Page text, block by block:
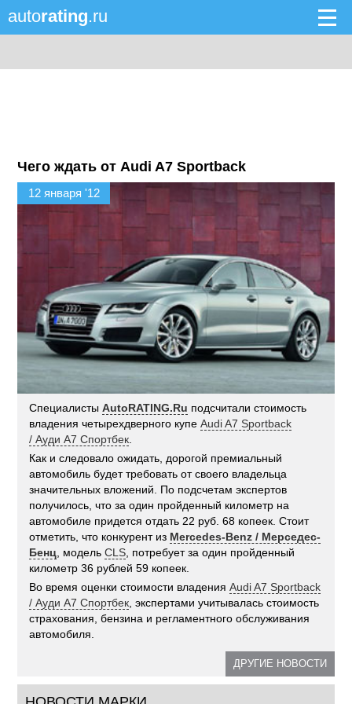
autorating.ru
Чего ждать от Audi A7 Sportback
12 января '12
СпециалистыAutoRATING.Ru подсчитали стоимость
владения четырехдверного купеAudi A7 Sportback
/ Ауди A7 Спортбек
Как и следовало ожидать, дорогой премиальный
автомобиль будет требовать от своего владельца
значительных вложений. По подсчетам экспертов
получилось, что за один пройденный километр на
автомобиле придется отдать 22 руб. 68 копеек. Стоит
отметить, что конкурент из Mercedes-Benz / Мерседес-
Бенц , модельCLS , потребует за один пройденный
километр 36 рублей 59 копеек.
Во время оценки стоимости владенияAudi A7 Sportback
/ Ауди A7 Спортбек , экспертами учитывалась стоимость
страхования, бензина и регламентного обслуживания
автомобиля.
ДРУГИЕ НОВОСТИ